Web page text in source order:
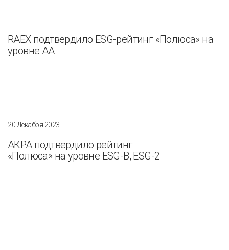
RAEX подтвердило ESG-рейтинг «Полюса» на
уровне АА
20 Декабря 2023
АКРА подтвердило рейтинг
«Полюса» на уровне ESG-B, ESG-2